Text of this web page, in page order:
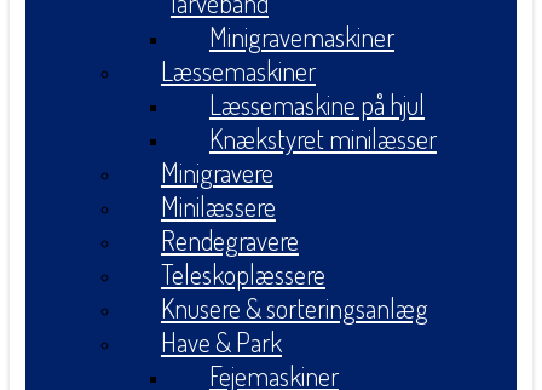
Minigravemaskiner
Læssemaskiner
Læssemaskine på hjul
Knækstyret minilæsser
Minigravere
Minilæssere
Rendegravere
Teleskoplæssere
Knusere & sorteringsanlæg
Have & Park
Fejemaskiner